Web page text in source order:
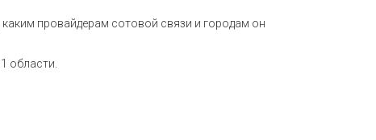
провайдерам сотовой связи и городам он
области.